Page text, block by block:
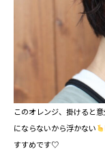
このオレンジ、掛けると
にならないから浮かない
すすめです♡